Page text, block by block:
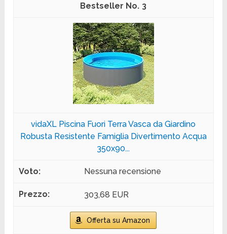
3
vidaXL Piscina Fuori Terra Vasca da Giardino
Robusta Resistente Famiglia Divertimento Acqua
350x90...
Nessuna recensione
303,68 EUR
Offerta su Amazon